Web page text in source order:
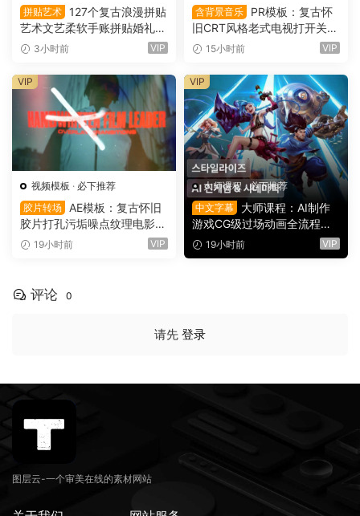
拼贴艺术
127个复古浪漫拼贴
艺术文艺柔软手账拼贴婚礼纸
张边框信封蕾丝蝴蝶结小物件
oft Files: Minimal Archive Co
llage（16152）
3小时前 VIP
含背景音乐
PR模板：复古怀
旧CRT风格老式电视打开关闭
LOGO动画展示（16151）
15小时前 VIP
视频模板 · 必下推荐
胶片转场
AE模板：复古怀旧
胶片打孔污垢噪点纹理电影帧
叠加电影短片剪辑转场过渡
19小时前 VIP
VIP
大师课程 ·必下推荐
中文字幕
大师课程：AI制作
游戏CG级过场动画全流程视
频课程 中文字幕（16149）
19小时前 VIP
VIP
评论 0
请先 登录
图层云-一个审美在线的素材网站